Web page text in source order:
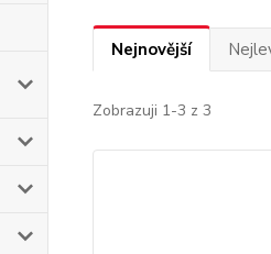
Nejnovější
Zobrazuji 1-3 z 3